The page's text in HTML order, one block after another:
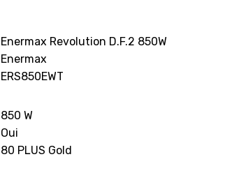
Enermax Revolution D.F.2 850W
Enermax
ERS850EWT
850 W
Oui
80 PLUS Gold